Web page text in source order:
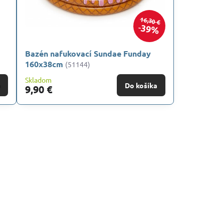
16,30 €
39%
Bazén nafukovací Sundae Funday
160x38cm (51144)
Skladom
9,90 € Do košíka